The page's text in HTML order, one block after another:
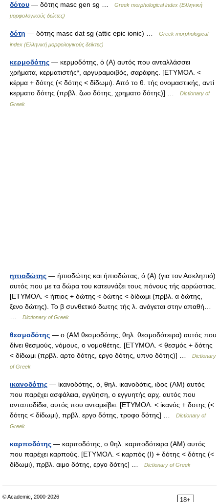
δότου — δότης masc gen sg …
Greek morphological index (Ελληνική
μορφολογικούς δείκτες)
δότῃ — δότης masc dat sg (attic epic ionic) …
Greek morphological
index (Ελληνική μορφολογικούς δείκτες)
κερμοδότης — κερμοδότης, ὁ (Α) αυτός που ανταλλάσσει
χρήματα, κερματιστής*, αργυραμοιβός, σαράφης. [ΕΤΥΜΟΛ. <
κέρμα + δότης (< δότης < δίδωμι). Από το θ. τής ονομαστικής, αντί
κερματο δότης (πρβλ. ζωο δότης, χρηματο δότης)] …
Dictionary of
Greek
ηπιοδώτης — ἠπιοδώτης και ήπιοδώτας, ό (Α) (για τον Ασκληπιό)
αυτός που με τα δώρα του κατευνάζει τους πόνους τής αρρώστιας.
[ΕΤΥΜΟΛ. < ήπιος + δώτης < δώτης < δίδωμι (πρβλ. α δώτης,
ξενο δώτης). Το β συνθετικό δωτης τής λ. ανάγεται στην απαθή…
Dictionary of Greek
θεσμοδότης — ο (ΑΜ θεσμοδότης, θηλ. θεσμοδότειρα) αυτός που
δίνει θεσμούς, νόμους, ο νομοθέτης. [ΕΤΥΜΟΛ. < θεσμός + δότης
< δίδωμι (πρβλ. αρτο δότης, εργο δότης, υπνο δότης)] …
Dictionary
of Greek
ικανοδότης — ἱκανοδότης, ὁ, θηλ. ἱκανοδότις, ιδος (ΑΜ) αυτός
που παρέχει ασφάλεια, εγγύηση, ο εγγυητής αρχ. αυτός που
ανταποδίδει, αυτός που ανταμείβει. [ΕΤΥΜΟΛ. < ἱκανός + δοτης (<
δότης < δίδωμι), πρβλ. εργο δότης, τροφο δότης] …
Dictionary of
Greek
καρποδότης — καρποδότης, ο θηλ. καρποδότειρα (AM) αυτός
που παρέχει καρπούς. [ΕΤΥΜΟΛ. < καρπός (Ι) + δότης < δότης (<
δίδωμι), πρβλ. αιμο δότης, εργο δότης] …
Dictionary of Greek
18+
© Academic, 2000-2026